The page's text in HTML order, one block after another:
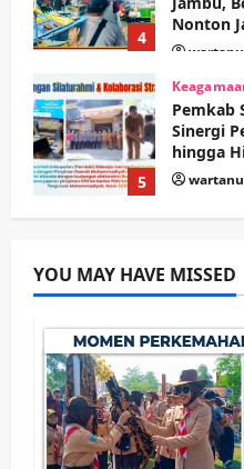
4
Nonton
5
Pemkab
Sinergi
hingga
1
Sidoarjo
Kumis
Kesehatan
PANAS!
Sibar Rp
YOU MAY HAVE MISSED